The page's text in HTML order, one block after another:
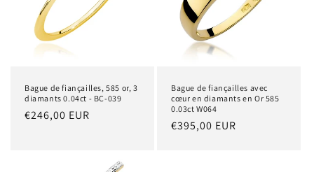
Bague de fiançailles, 585 or, 3
diamants 0.04ct - BC-039
Prix
€246,00 EUR
Bague de fiançailles avec
cœur en diamants en Or 585
0.03ct W064
Prix
€395,00 EUR